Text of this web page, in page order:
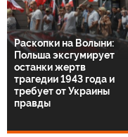
Раскопки на Волыни:
Польша эксгумирует
останки жертв
трагедии 1943 года и
требует от Украины
правды